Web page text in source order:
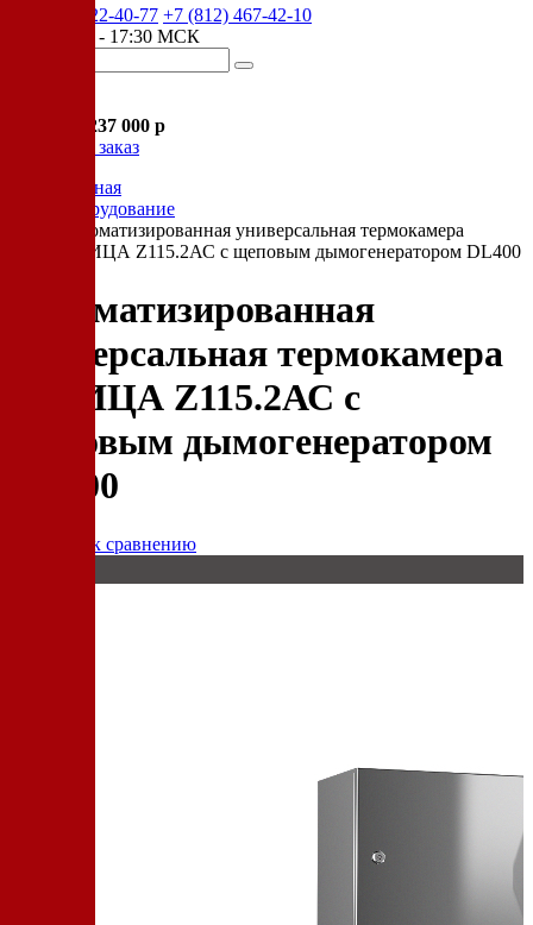
+7 (905) 222-40-77 +7 (812) 467-42-10
пн-пт 9:00 - 17:30 МСК
1 237 000 р
Оформить заказ
Главная
Оборудование
Автоматизированная универсальная термокамера
ИЖИЦА Z115.2АС с щеповым дымогенератором DL400
Автоматизированная
универсальная термокамера
ИЖИЦА Z115.2АС с
щеповым дымогенератором
DL400
Добавить к сравнению